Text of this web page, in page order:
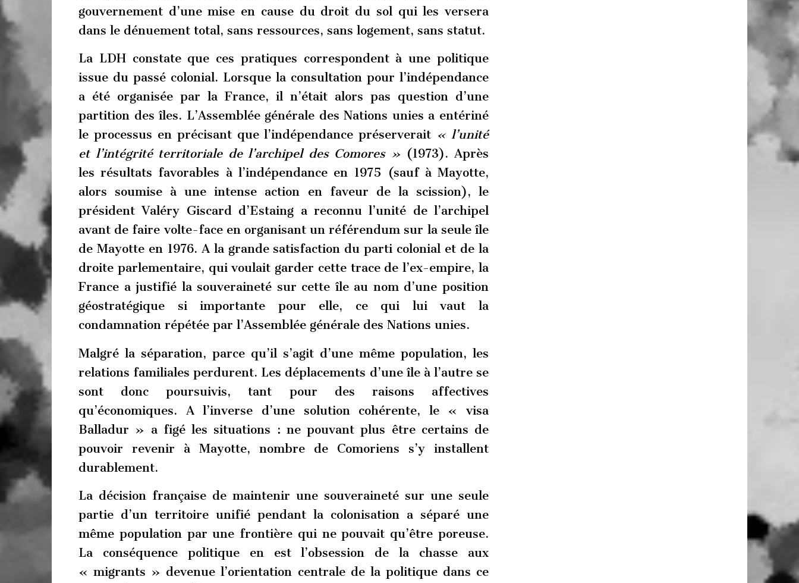
gouvernement d’une mise en cause du droit du sol qui les versera
dans le dénuement total, sans ressources, sans logement, sans statut.
La LDH constate que ces pratiques correspondent à une politique
issue du passé colonial. Lorsque la consultation pour l’indépendance
a été organisée par la France, il n’était alors pas question d’une
partition des îles. L’Assemblée générale des Nations unies a entériné
le processus en précisant que l’indépendance préserverait « l’unité
et l’intégrité territoriale de l’archipel des Comores » (1973). Après
les résultats favorables à l’indépendance en 1975 (sauf à Mayotte,
alors soumise à une intense action en faveur de la scission), le
président Valéry Giscard d’Estaing a reconnu l’unité de l’archipel
avant de faire volte-face en organisant un référendum sur la seule île
de Mayotte en 1976. A la grande satisfaction du parti colonial et de la
droite parlementaire, qui voulait garder cette trace de l’ex-empire, la
France a justifié la souveraineté sur cette île au nom d’une position
géostratégique si importante pour elle, ce qui lui vaut la
condamnation répétée par l’Assemblée générale des Nations unies.
Malgré la séparation, parce qu’il s’agit d’une même population, les
relations familiales perdurent. Les déplacements d’une île à l’autre se
sont donc poursuivis, tant pour des raisons affectives
qu’économiques. A l’inverse d’une solution cohérente, le « visa
Balladur » a figé les situations : ne pouvant plus être certains de
pouvoir revenir à Mayotte, nombre de Comoriens s’y installent
durablement.
La décision française de maintenir une souveraineté sur une seule
partie d’un territoire unifié pendant la colonisation a séparé une
même population par une frontière qui ne pouvait qu’être poreuse.
La conséquence politique en est l’obsession de la chasse aux
« migrants » devenue l’orientation centrale de la politique dans ce